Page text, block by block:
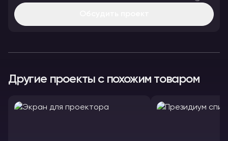
Другие проекты с похожим товаром